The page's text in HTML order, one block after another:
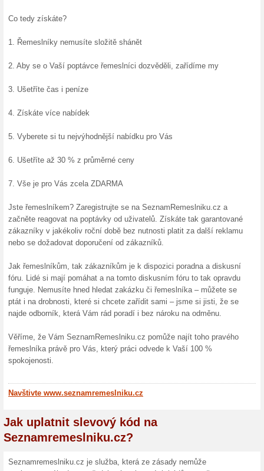
Najděte si ověřené
informace naleznete na
Vložte zdarma
100% fungovalo
Vložte si ZDARMA poptávku.
Najděte si ověřené
Bližší informace naleznete
Skončené nabídky... (1x)
Více o